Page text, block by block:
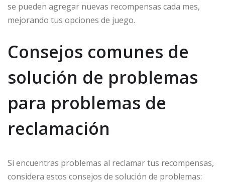
se pueden agregar nuevas recompensas cada mes,
mejorando tus opciones de juego.
Consejos comunes de
solución de problemas
para problemas de
reclamación
Si encuentras problemas al reclamar tus recompensas,
considera estos consejos de solución de problemas: